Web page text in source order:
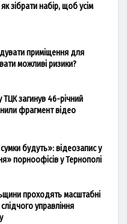
зібрати набір, щоб усім
приміщення для
можливі ризики?
ТЦК загинув 46-річний
фрагмент відео
будуть»: відеозапис у
порноофісів у Тернополі
проходять масштабні
управління